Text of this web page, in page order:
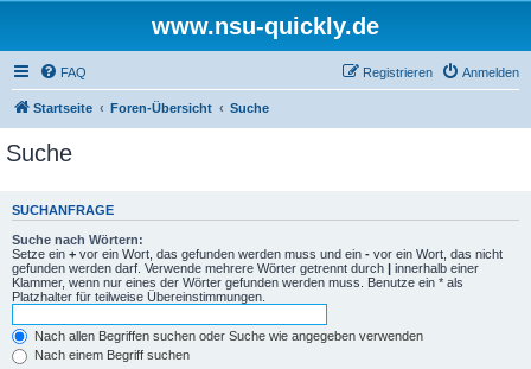
www.nsu-quickly.de
FAQ Anmelden
Registrieren
Startseite Foren-Übersicht Suche
Suche
SUCHANFRAGE
Suche nach Wörtern:
Setze ein + vor ein Wort, das gefunden werden muss und ein - vor ein Wort, das nicht
gefunden werden darf. Verwende mehrere Wörter getrennt durch | innerhalb einer
Klammer, wenn nur eines der Wörter gefunden werden muss. Benutze ein * als
Platzhalter für teilweise Übereinstimmungen.
Nach allen Begriffen suchen oder Suche wie angegeben verwenden
Nach einem Begriff suchen